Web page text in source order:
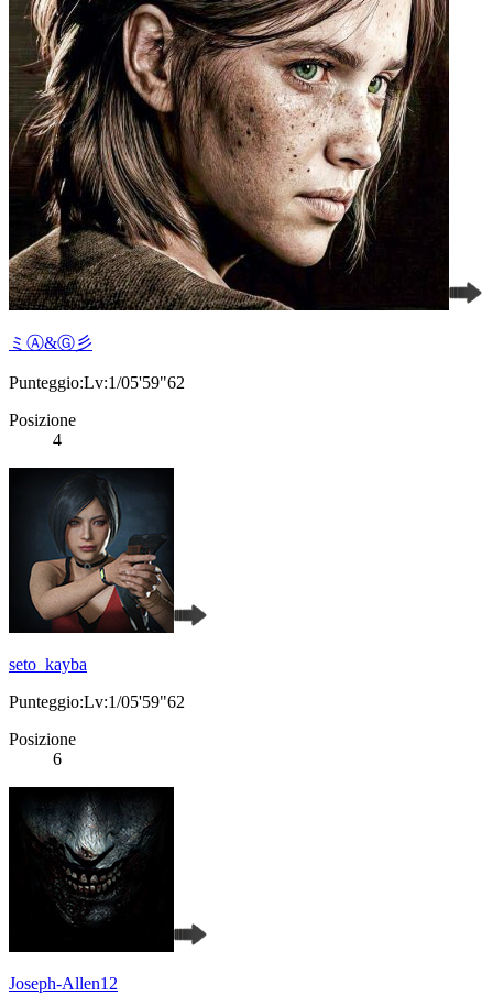
ミⒶ&Ⓖ彡
Punteggio:Lv:1/05'59"62
Posizione
4
seto_kayba
Punteggio:Lv:1/05'59"62
Posizione
6
Joseph-Allen12